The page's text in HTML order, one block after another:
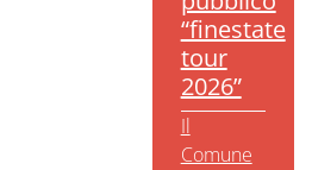
“finestate
tour
2026”
Il
Comune